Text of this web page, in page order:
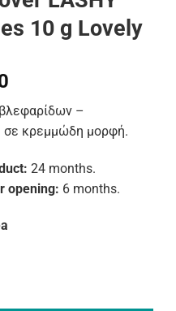
10 g Lovely
τρέχουσα
τιμή
είναι:
€12,00.
–
σε κρεμμώδη μορφή.
24 months.
opening: 6 months.
Forest berries 10 g Lovely